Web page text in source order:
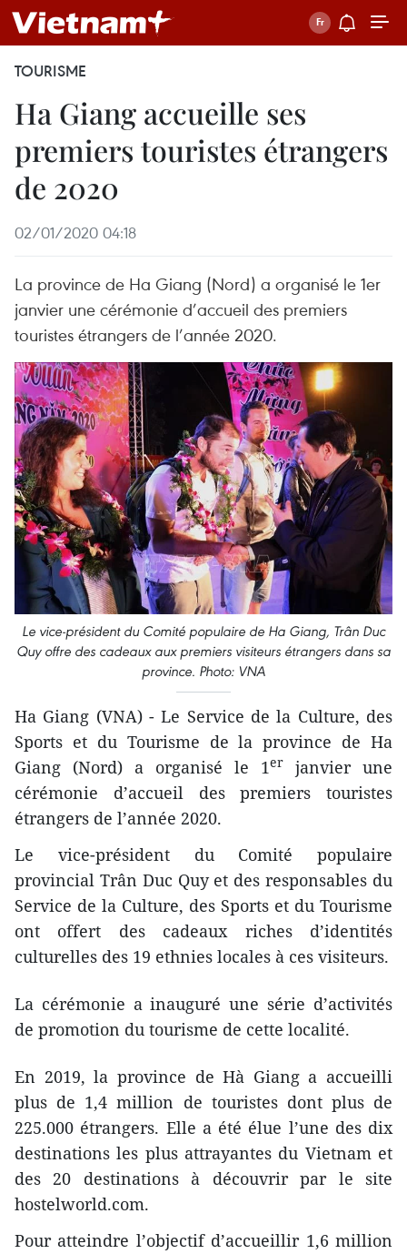
TOURISME
Ha Giang accueille ses
premiers touristes étrangers
de 2020
02/01/2020 04:18
La province de Ha Giang (Nord) a organisé le 1er
janvier une cérémonie d’accueil des premiers
touristes étrangers de l’année 2020.
Le vice-président du Comité populaire de Ha Giang, Trân Duc
Quy offre des cadeaux aux premiers visiteurs étrangers dans sa
province. Photo: VNA
Ha Giang (VNA) - Le Service de la Culture, des
Sports et du Tourisme de la province de Ha
Giang (Nord) a organisé le 1er
janvier une
cérémonie d’accueil des premiers touristes
étrangers de l’année 2020.
Le vice-président du Comité populaire
provincial Trân Duc Quy et des responsables du
Service de la Culture, des Sports et du Tourisme
ont offert des cadeaux riches d’identités
culturelles des 19 ethnies locales à ces visiteurs.
La cérémonie a inauguré une série d’activités
de promotion du tourisme de cette localité.
En 2019, la province de Hà Giang a accueilli
plus de 1,4 million de touristes dont plus de
225.000 étrangers. Elle a été élue l’une des dix
destinations les plus attrayantes du Vietnam et
des 20 destinations à découvrir par le site
hostelworld.com.
Pour atteindre l’objectif d’accueillir 1,6 million